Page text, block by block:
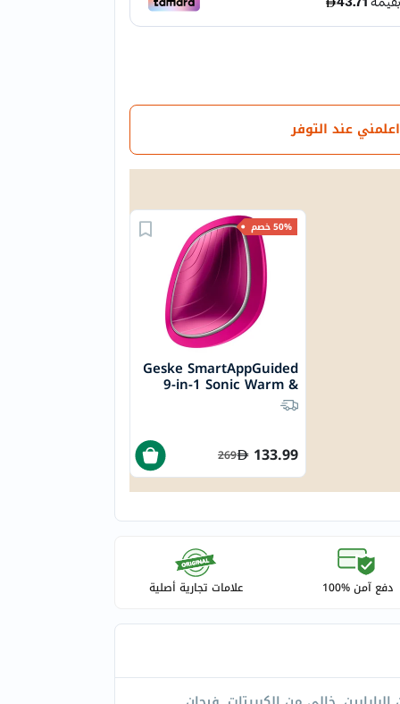
اعلمني عند التوفر
50% خصم
Geske SmartAppGuided
9-in-1 Sonic Warm &
Cool LED Facial Mask In
Magenta Color
133.99
269
دفع آمن %100 علامات تجارية أصلية